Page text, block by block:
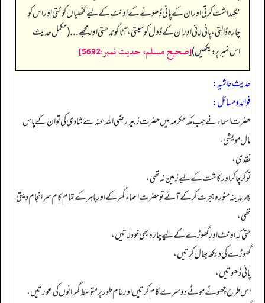
نگہداشت کرتی اور ان کے پانی ڈھونے کے اونٹ کے لیے گٹھلیاں کوٹتی اور اس کو
چارہ ڈالتی، پانی لاتی اور ان کے ڈول کو سیتی، آٹا گوندھتی اور مجھے... (مکمل حدیث
اس نمبر پر دیکھیں)[صحيح مسلم، حديث نمبر:5692]
حدیث حاشیہ:
فوائد ومسائل:
حضرت اسماء نے جب مکہ مکرمہ میں حضرت زبیر رضی اللہ عنہ سے شادی کی تو ان کے پاس
مال مویشی،
نقدی،
نوکر چاکر اور کاشت کے لیے زمین نہ تھی،
پھر مدینہ منورہ ہجرت کر کے آئے تو حضرت اسماء گھر کے اور باہر کے تمام کام سرانجام دیتی
تھی،
حتی کہ اونٹ اور گھوڑے کے لیے چارہ بھی خود لاتیں،
گھوڑے کی دیکھ بھال کرتیں،
پانی ڈھوتیں،
اس طرح چھوٹے موٹے دوسرے کام کرتیں اور عام طور پر متوسط گھرانوں کی عورتیں،